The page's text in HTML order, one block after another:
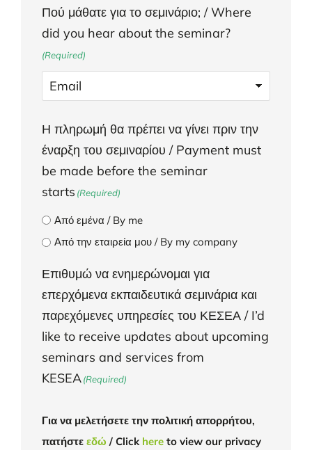
Πού μάθατε για το σεμινάριο; / Where
did you hear about the seminar?
(Required)
Η πληρωμή θα πρέπει να γίνει πριν την
έναρξη του σεμιναρίου / Payment must
be made before the seminar
starts (Required)
Από εμένα / By me
Από την εταιρεία μου / By my company
Επιθυμώ να ενημερώνομαι για
επερχόμενα εκπαιδευτικά σεμινάρια και
παρεχόμενες υπηρεσίες του ΚΕΣΕΑ / I’d
like to receive updates about upcoming
seminars and services from
KESEA(Required)
Για να μελετήσετε την πολιτική απορρήτου,
πατήστε εδώ / Click here to view our privacy